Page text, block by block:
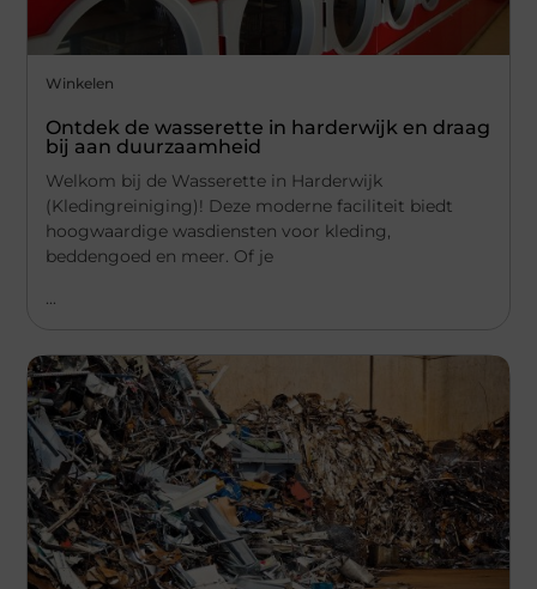
Winkelen
Ontdek de wasserette in harderwijk en draag
bij aan duurzaamheid
Welkom bij de Wasserette in Harderwijk
(Kledingreiniging)! Deze moderne faciliteit biedt
hoogwaardige wasdiensten voor kleding,
beddengoed en meer. Of je
...